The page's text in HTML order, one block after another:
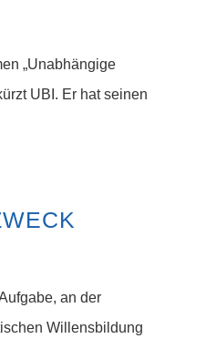
„Unabhängige
UBI. Er hat seinen
an der
Willensbildung